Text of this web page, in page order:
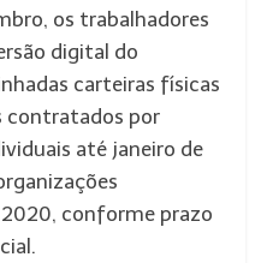
os trabalhadores
digital do
carteiras físicas
contratados por
até janeiro de
conforme prazo